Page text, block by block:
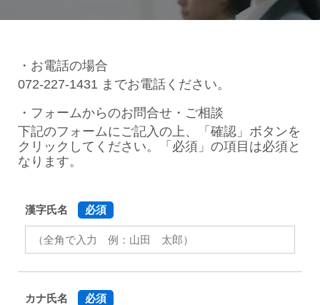
お電話の場合
072-227-1431 までお電話ください。
フォームからのお問合せ・ご相談
下記のフォームにご記入の上、「確認」ボタンを
クリックしてください。「必須」の項目は必須と
なります。
漢字氏名 必須
カナ氏名 必須